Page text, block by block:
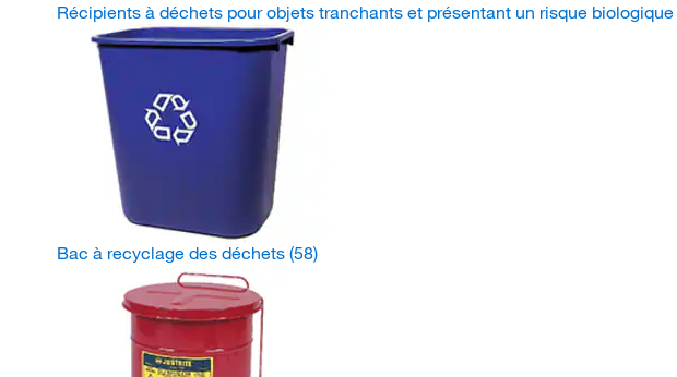
Récipients à déchets pour objets tranchants et présentant un risque biologique
Bac à recyclage des déchets (58)